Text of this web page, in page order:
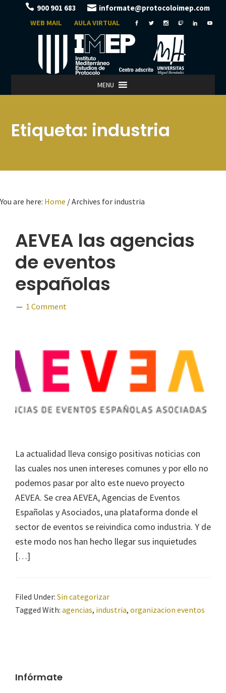
900 901 683 informate@protocoloimep.com
WEB MAIL AULA VIRTUAL
MENU
Etiqueta: industria
You are here: Home /Archives for industria
AEVEA las agencias
de eventos
españolas
1 Comment
La actualidad lleva consigo positivas noticias con
las cuales nos unen intereses comunes y por ello no
podemos pasar por alto este nuevo proyecto
AEVEA. Se crea AEVEA, Agencias de Eventos
Españolas y Asociados, una plataforma donde el
sector de eventos se reivindica como industria. Y de
este modo nos han hecho llegar sus inquietudes
[…]
Filed Under: Sin categorizar
Tagged With: agencias, industria, organizacion eventos
Infórmate